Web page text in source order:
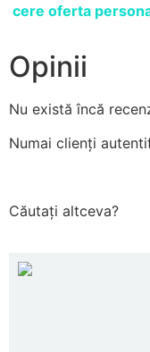
cere oferta
Opinii
Nu există încă
Numai clienți
Căutați altceva?